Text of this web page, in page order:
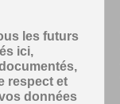
les futurs
ici,
respect et
données